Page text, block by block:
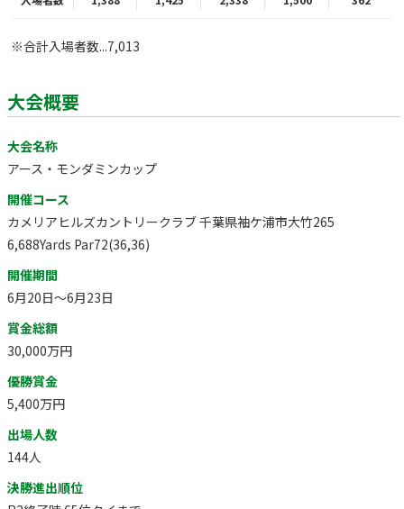
※合計入場者数...7,013
大会概要
大会名称
アース・モンダミンカップ
開催コース
カメリアヒルズカントリークラブ 千葉県袖ケ浦市大竹265
6,688Yards Par72(36,36)
開催期間
6月20日～6月23日
賞金総額
30,000万円
優勝賞金
5,400万円
出場人数
144人
決勝進出順位